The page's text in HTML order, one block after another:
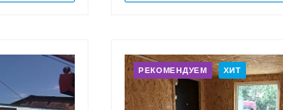
РЕКОМЕНДУЕМ ХИТ